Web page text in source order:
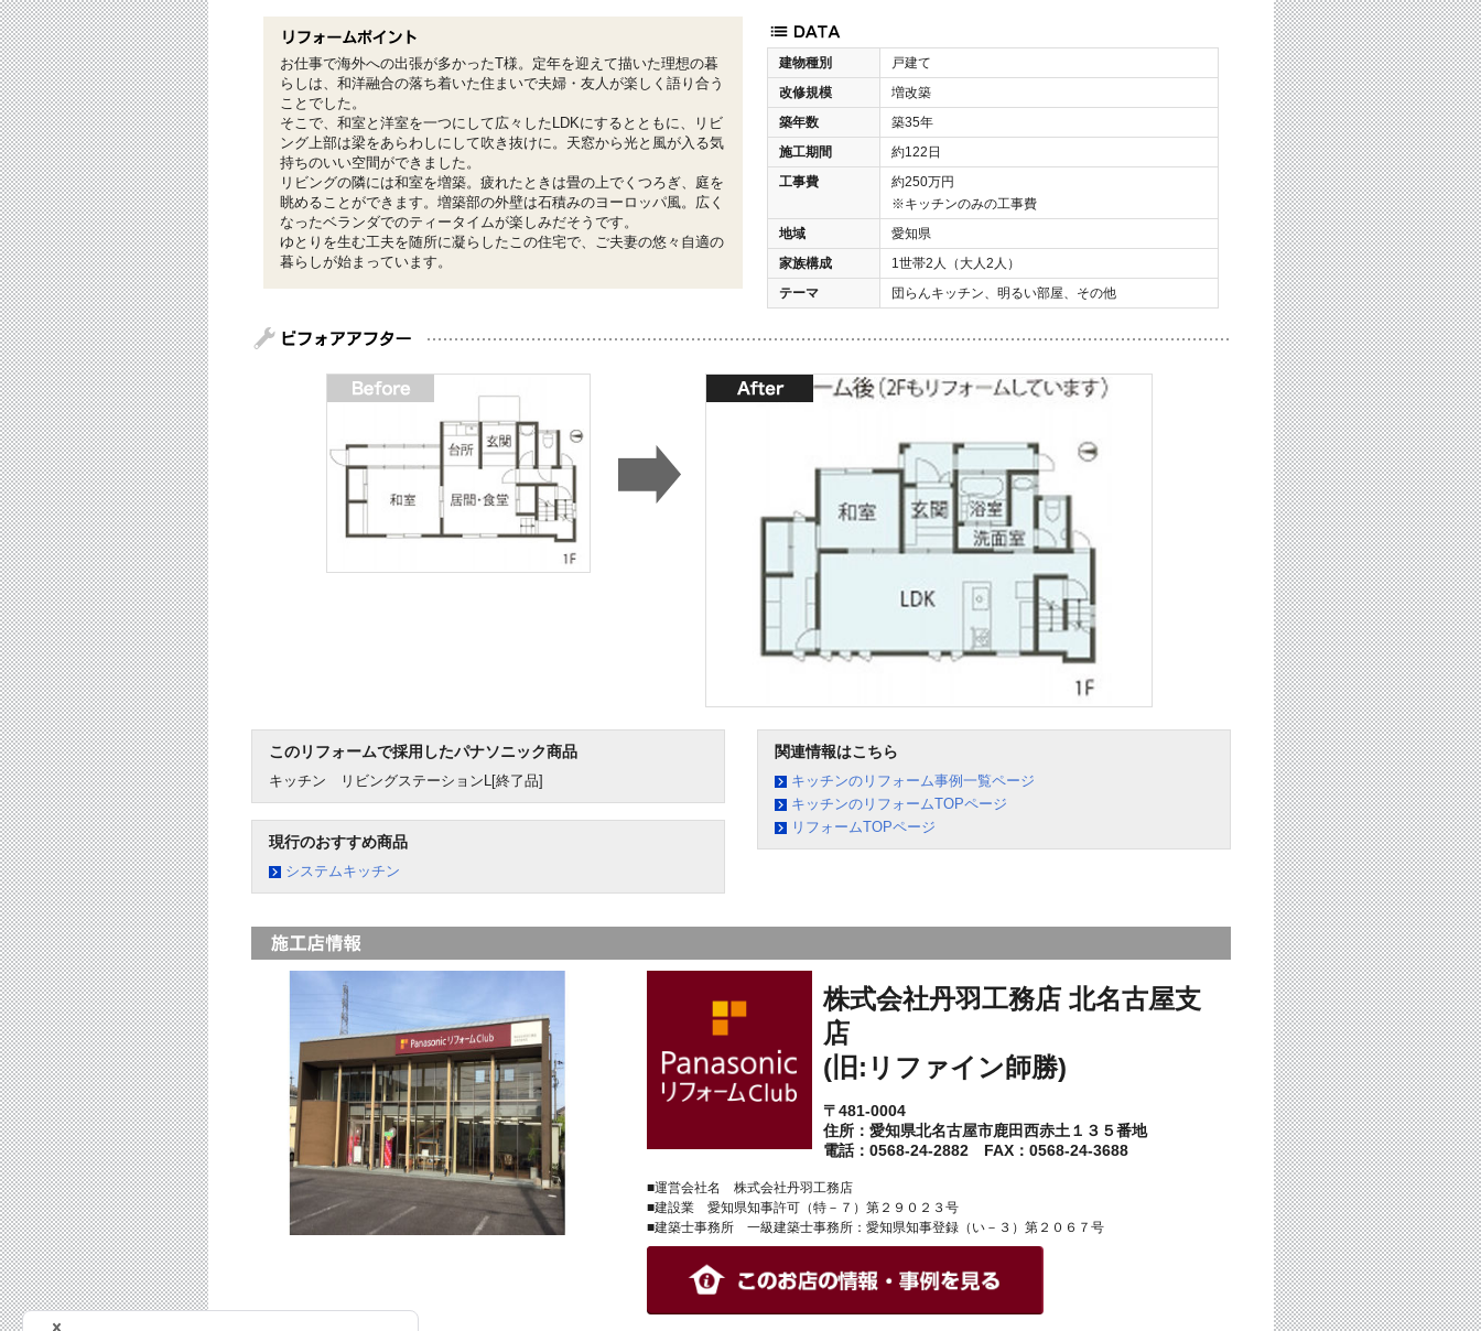
建物種別
戸建て
改修規模
増改築
築年数
築35年
施工期間
約122日
工事費
約250万円
※キッチンのみの工事費
地域
愛知県
家族構成
1世帯2人（大人2人）
テーマ
団らんキッチン、明るい部屋、その他
お仕事で海外への出張が多かったT様。定年を迎えて描いた理想の暮
らしは、和洋融合の落ち着いた住まいで夫婦・友人が楽しく語り合う
ことでした。
そこで、和室と洋室を一つにして広々したLDKにするとともに、リビ
ング上部は梁をあらわしにして吹き抜けに。天窓から光と風が入る気
持ちのいい空間ができました。
リビングの隣には和室を増築。疲れたときは畳の上でくつろぎ、庭を
眺めることができます。増築部の外壁は石積みのヨーロッパ風。広く
なったベランダでのティータイムが楽しみだそうです。
ゆとりを生む工夫を随所に凝らしたこの住宅で、ご夫妻の悠々自適の
暮らしが始まっています。
このリフォームで採用したパナソニック商品
キッチン リビングステーションL[終了品]
現行のおすすめ商品
システムキッチン
関連情報はこちら
キッチンのリフォーム事例一覧ページ
キッチンのリフォームTOPページ
リフォームTOPページ
株式会社丹羽工務店 北名古屋支
店
(旧:リファイン師勝)
〒481-0004
住所：愛知県北名古屋市鹿田西赤土１３５番地
電話：0568-24-2882 FAX：0568-24-3688
■運営会社名 株式会社丹羽工務店
■建設業 愛知県知事許可（特－７）第２９０２３号
■建築士事務所 一級建築士事務所：愛知県知事登録（い－３）第２０６７号